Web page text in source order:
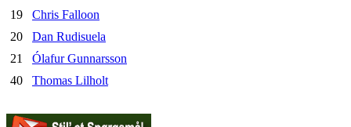
19
Chris Falloon
20
Dan Rudisuela
21
Ólafur Gunnarsson
40
Thomas Lilholt